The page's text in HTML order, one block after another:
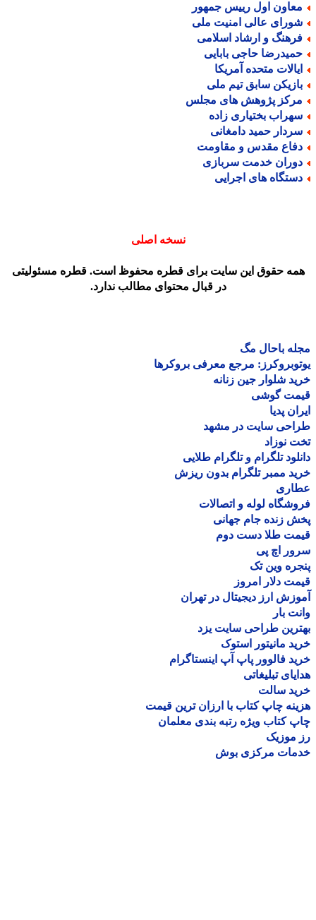
اول رییس جمهور
عالی امنیت ملی
و ارشاد اسلامی
حاجی بابایی
متحده آمریکا
سابق تیم ملی
پژوهش های مجلس
بختیاری زاده
حمید دامغانی
مقدس و مقاومت
خدمت سربازی
های اجرایی
نسخه اصلی
حقوق این سایت برای قطره محفوظ است. قطره مسئولیتی
در قبال محتوای مطالب ندارد.
باحال مگ
مرجع معرفی بروکرها
شلوار جین زنانه
گوشی
پدیا
سایت در مشهد
نوزاد
تلگرام و تلگرام طلایی
ممبر تلگرام بدون ریزش
لوله و اتصالات
زنده جام جهانی
طلا دست دوم
اچ پی
وین تک
دلار امروز
ارز دیجیتال در تهران
بار
طراحی سایت یزد
مانیتور استوک
فالوور پاپ آپ اینستاگرام
تبلیغاتی
سالت
چاپ کتاب با ارزان ترین قیمت
کتاب ویژه رتبه بندی معلمان
موزیک
مرکزی بوش